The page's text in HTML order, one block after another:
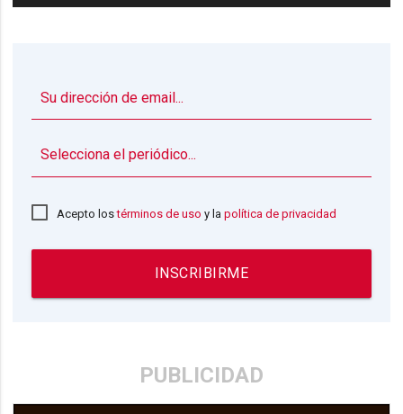
Acepto lostérminos de uso y lapolítica de privacidad
INSCRIBIRME
PUBLICIDAD